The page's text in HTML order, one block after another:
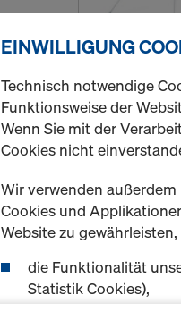
EINWILLIGUNG
Technisch notwendige
Funktionsweise der
Wenn Sie mit der
Cookies nicht
Wir verwenden
Cookies und
Website zu
die Funktionalität
Statistik Cookies),